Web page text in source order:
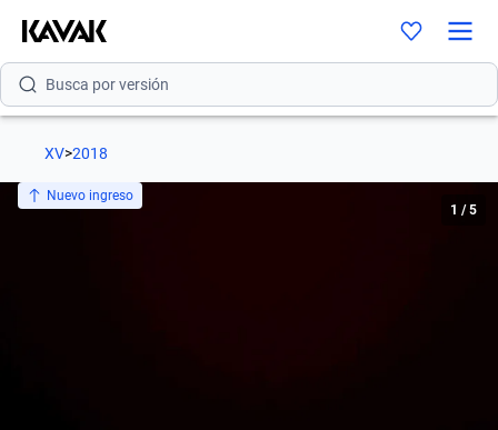
Busca por modelo
Busca por versión
Busca por marca
XV>2018
Nuevo ingreso
1 /5